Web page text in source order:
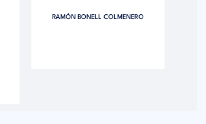
RAMÓN BONELL COLMENERO